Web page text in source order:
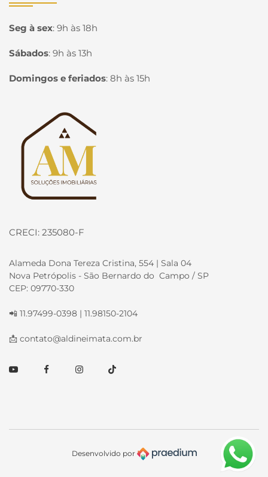
Seg à sex: 9h às 18h
Sábados: 9h às 13h
Domingos e feriados: 8h às 15h
Página inicial
CRECI: 235080-F
Alameda Dona Tereza Cristina, 554 | Sala 04
Nova Petrópolis - São Bernardo do Campo / SP
CEP: 09770-330
📲 11.97499-0398 | 11.98150-2104
📩 contato@aldineimata.com.br
YoutubeFacebookInstagramTikTok
Desenvolvido por